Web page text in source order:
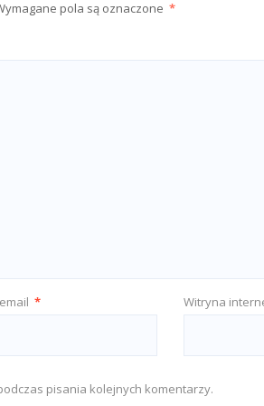
pola są oznaczone *
* Witryna
pisania kolejnych komentarzy.